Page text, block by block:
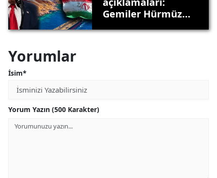
Gemiler Hürmüz
Yorumlar
İsim*
Yorum Yazın (500 Karakter)